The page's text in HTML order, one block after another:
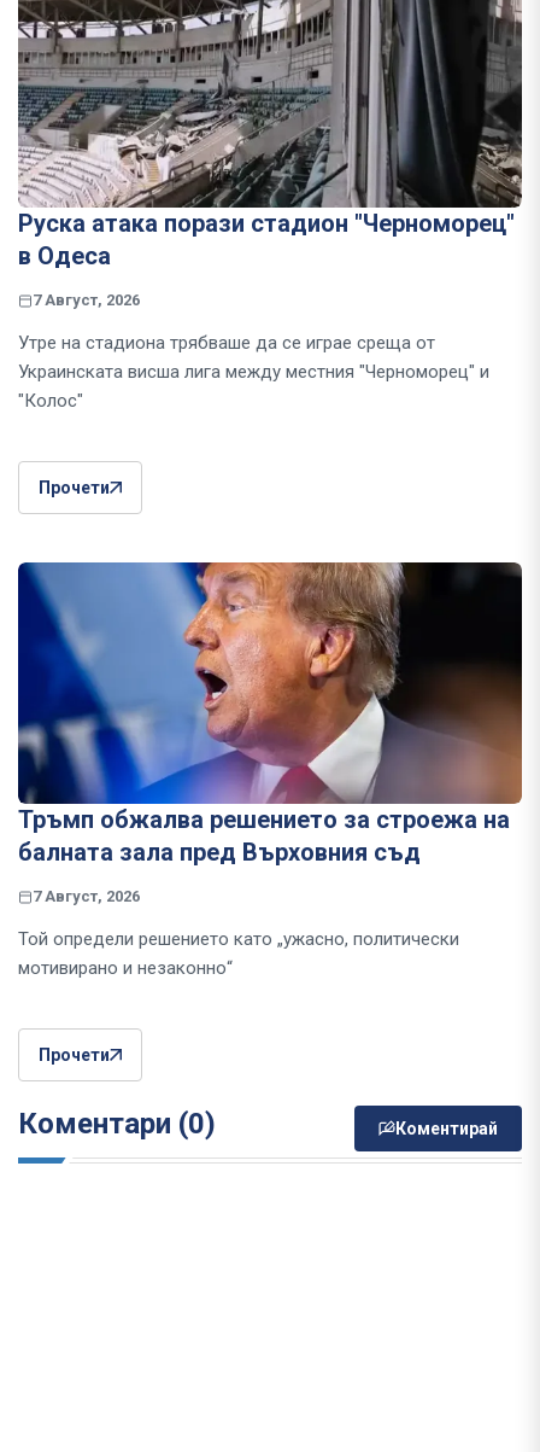
Руска атака порази стадион "Черноморец"
в Одеса
7 Август, 2026
Утре на стадиона трябваше да се играе среща от
Украинската висша лига между местния "Черноморец" и
"Колос"
Прочети
Тръмп обжалва решението за строежа на
балната зала пред Върховния съд
7 Август, 2026
Той определи решението като „ужасно, политически
мотивирано и незаконно“
Прочети
Коментари (0) Коментирай